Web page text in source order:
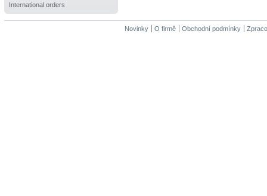
International orders
Novinky O firmě Obchodní podmínky